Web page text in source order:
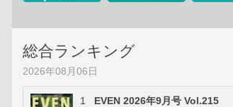
総合ランキング
2026年08月06日
1 EVEN 2026年9月号 Vol.215